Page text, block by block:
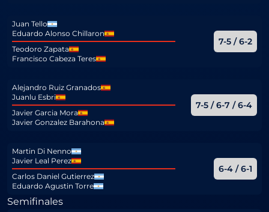
Juan Tello
Eduardo Alonso Chillaron
Teodoro Zapata
Francisco Cabeza Teres
7-5 / 6-2
Alejandro Ruiz Granados
Juanlu Esbri
Javier Garcia Mora
Javier Gonzalez Barahona
7-5 / 6-7 / 6-4
Martin Di Nenno
Javier Leal Perez
Carlos Daniel Gutierrez
Eduardo Agustin Torre
6-4 / 6-1
Semifinales